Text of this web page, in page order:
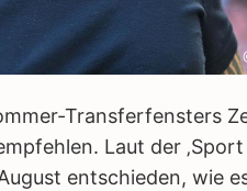
Transferfensters
Laut der ‚Sport
entschieden, wie